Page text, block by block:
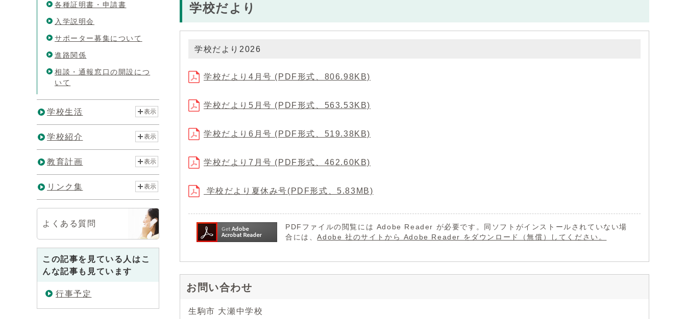
学校だより
学校だより2026
学校だより4月号 (PDF形式、806.98KB)
学校だより5月号 (PDF形式、563.53KB)
学校だより6月号 (PDF形式、519.38KB)
学校だより7月号 (PDF形式、462.60KB)
学校だより夏休み号(PDF形式、5.83MB)
PDFファイルの閲覧には Adobe Reader が必要です。同ソフトがインストールされていない場
合には、Adobe 社のサイトから Adobe Reader をダウンロード（無償）してください。
お問い合わせ
生駒市 大瀬中学校
各種証明書・申請書
入学説明会
サポーター募集について
進路関係
相談・通報窓口の開設につ
いて
学校生活 表示
学校紹介 表示
教育計画 表示
リンク集 表示
よくある質問
この記事を見ている人はこ
んな記事も見ています
行事予定